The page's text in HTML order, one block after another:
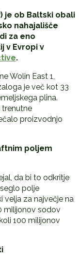
je ob Baltski obali
nahajališče
za eno
v Evropi v
.
Wolin East 1,
je več kot 33
plina.
trenutne
proizvodnjo
poljem
da bi to odkritje
polje
velja za največje na
milijonov sodov
100 milijonov